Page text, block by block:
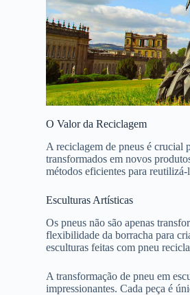
O Valor da Reciclagem
A reciclagem de pneus é crucial
transformados em novos
métodos eficientes para
Esculturas Artísticas
Os pneus não são apenas
flexibilidade da borracha para
esculturas feitas com pneu
A transformação de pneu em
impressionantes. Cada peça é